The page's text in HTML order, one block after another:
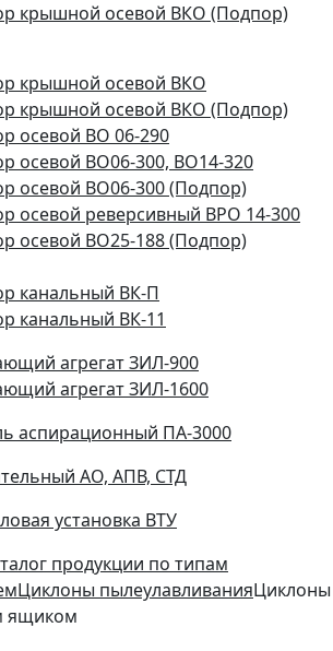
крышной осевой ВКО (Подпор)
крышной осевой ВКО
крышной осевой ВКО (Подпор)
осевой ВО 06-290
осевой ВО06-300, ВО14-320
осевой ВО06-300 (Подпор)
осевой реверсивный ВРО 14-300
осевой ВО25-188 (Подпор)
канальный ВК-П
канальный ВК-11
агрегат ЗИЛ-900
агрегат ЗИЛ-1600
аспирационный ПА-3000
АО, АПВ, СТД
установка ВТУ
продукции по типам
Циклоны пылеулавливанияЦиклоны
ящиком